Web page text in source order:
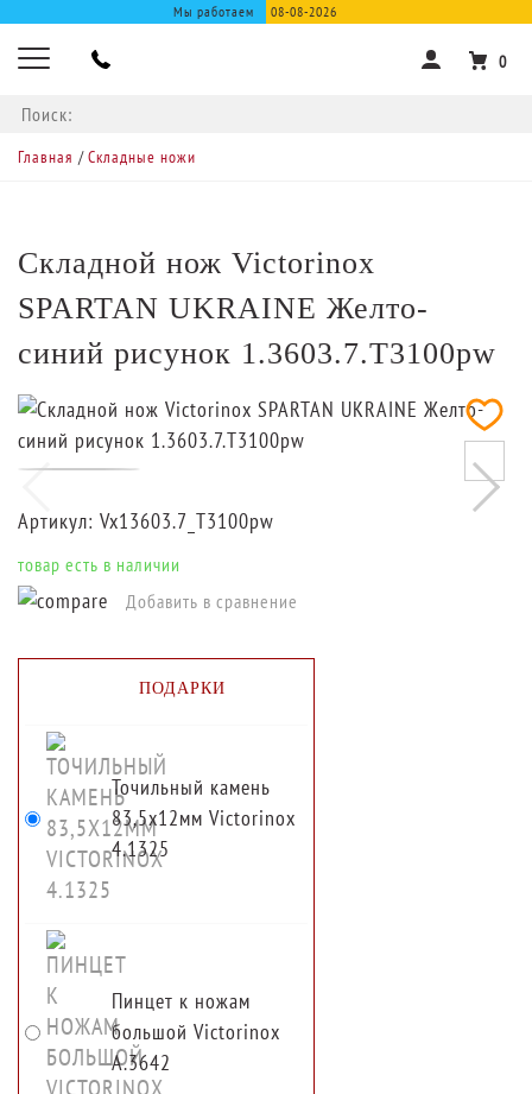
Мы работаем 08-08-2026
0
Главная /Складные ножи
Складной нож Victorinox
SPARTAN UKRAINE Желто-
синий рисунок 1.3603.7.T3100pw
Артикул: Vx13603.7_T3100pw
товар есть в наличии
Добавить в сравнение
ПОДАРКИ
Точильный камень
83,5х12мм Victorinox
4.1325
Пинцет к ножам
большой Victorinox
A.3642